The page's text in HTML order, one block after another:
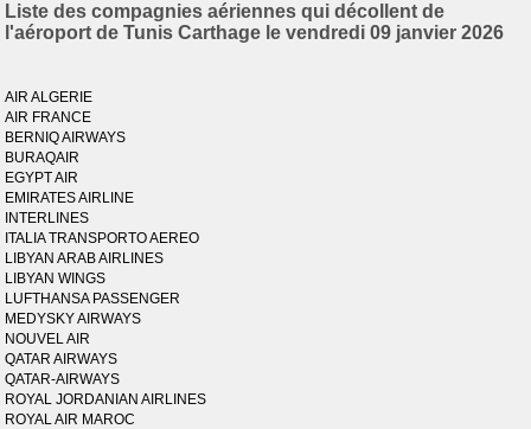
Liste des compagnies aériennes qui décollent de
l'aéroport de Tunis Carthage le vendredi 09 janvier 2026
AIR ALGERIE
AIR FRANCE
BERNIQ AIRWAYS
BURAQAIR
EGYPT AIR
EMIRATES AIRLINE
INTERLINES
ITALIA TRANSPORTO AEREO
LIBYAN ARAB AIRLINES
LIBYAN WINGS
LUFTHANSA PASSENGER
MEDYSKY AIRWAYS
NOUVEL AIR
QATAR AIRWAYS
QATAR-AIRWAYS
ROYAL JORDANIAN AIRLINES
ROYAL AIR MAROC